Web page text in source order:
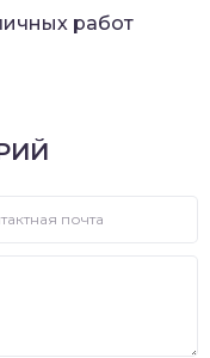
работ